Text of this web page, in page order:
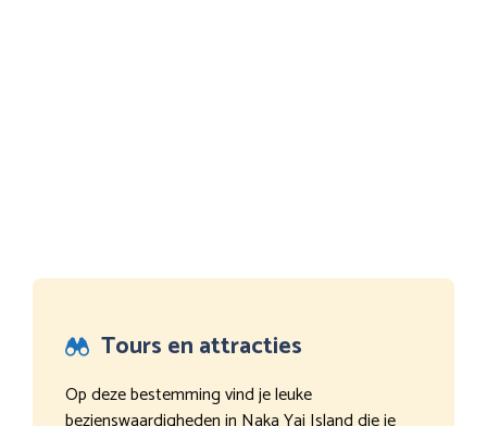
Tours en attracties
Op deze bestemming vind je leuke